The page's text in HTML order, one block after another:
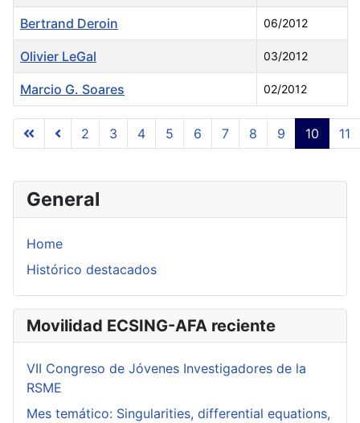
General
Home
Histórico destacados
Movilidad ECSING-AFA reciente
VII Congreso de Jóvenes Investigadores de la
RSME
Mes temático: Singularities, differential equations,
Articles
Bertrand Deroin 06/2012
Olivier LeGal 03/2012
Marcio G. Soares 02/2012
Page 10 of 11
2 3 4 5 6 7 8 9 10 11